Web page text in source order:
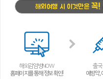
해외여행 시 이것만은 꼭!
해외감염병NOW
홈페이지를 통해 정보 확인!
출국
예방약,